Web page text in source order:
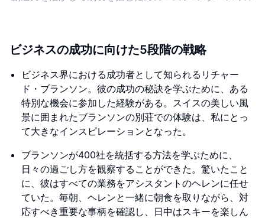
ビジネスの成功に向けた5段階の戦略
ビジネス界における成功者として知られるリチャー
ド・ブランソン。彼の成功の秘訣を学ぶために、ある
特別な機会に参加した経験がある。スイスの美しい風
景に囲まれたブランソンの別荘での体験は、私にとっ
て大きなインスピレーションとなった。
ブランソンが400社を統括する方法を学ぶために、
日々の過ごし方を観察することができた。驚いたこと
に、彼はすべての業務をアシスタントのヘレンに任せ
ていた。毎朝、ヘレンと一緒に朝食を取りながら、対
応すべき重要な事柄を確認し、日中はスキーを楽しん